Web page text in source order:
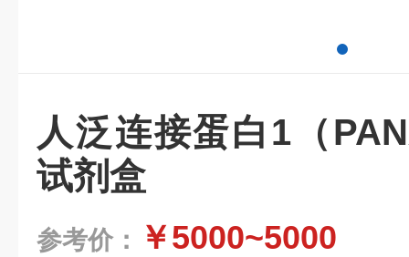
人泛连接蛋白1（
试剂盒
参考价： ￥5000~5000